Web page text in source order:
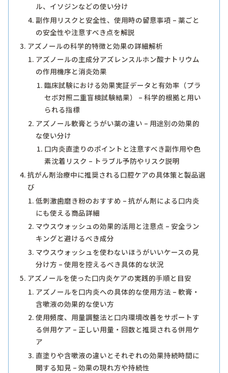
ル、イソジンなどの使い分け
副作用リスクと安全性、使用時の留意事項 – 薬ごと
の安全性や注意すべき点を解説
アズノールの科学的特徴と効果の詳細解析
アズノールの主成分アズレンスルホン酸ナトリウム
の作用機序と消炎効果
臨床試験における効果実証データと有効率（プラ
セボ対照二重盲検試験結果） – 科学的根拠と用い
られる指標
アズノール軟膏とうがい薬の違い – 用途別の効果的
な使い分け
口内炎直塗りのポイントと注意すべき副作用や色
素沈着リスク – トラブル予防やリスク説明
抗がん剤治療中に推奨される口腔ケアの具体策と製品選
び
低刺激歯磨き粉のおすすめ – 抗がん剤による口内炎
にも使える商品詳細
マウスウォッシュの効果的活用と注意点 – 安全ラン
キングと避けるべき成分
マウスウォッシュを使わないほうがいいケースの見
分け方 – 使用を控えるべき具体的な状況
アズノールを使った口内炎ケアの実践的手順と目安
アズノールを口内炎への具体的な使用方法 – 軟膏・
含嗽液の効果的な使い方
使用頻度、用量調整法と口内環境改善をサポートす
る併用ケア – 正しい用量・回数と推奨される併用ケ
ア
直塗りや含嗽液の違いとそれぞれの効果持続時間に
関する知見 – 効果の現れ方や持続性